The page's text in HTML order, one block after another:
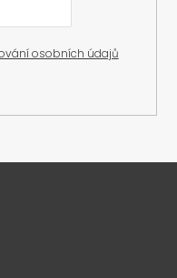
osobních údajů